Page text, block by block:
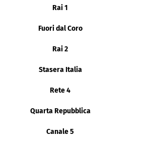
Rai 1
Fuori dal Coro
Rai 2
Stasera Italia
Rete 4
Quarta Repubblica
Canale 5